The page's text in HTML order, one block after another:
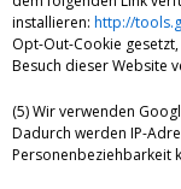
installieren: http://
Opt-Out-Cookie
Besuch dieser Website
(5) Wir verwenden
Dadurch werden IP-
Personenbeziehbarkeit